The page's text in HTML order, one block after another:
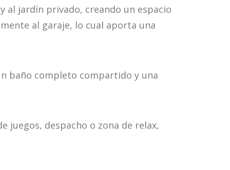
al jardín privado, creando un espacio
al garaje, lo cual aporta una
baño completo compartido y una
juegos, despacho o zona de relax,